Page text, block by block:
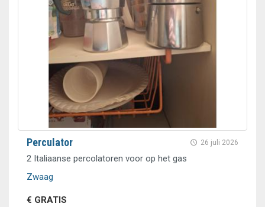
26 juli 2026
Perculator
2 Italiaanse percolatoren voor op het gas
Zwaag
€ GRATIS